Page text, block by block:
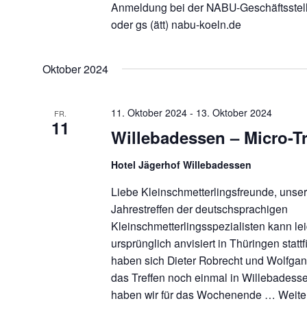
Anmeldung bei der NABU-
oder gs (ätt) nabu-koeln.de
Oktober 2024
FR.
11 Willebadessen – Micro-
11. Oktober 2024 - 13. Oktober 2024
Hotel Jägerhof Willebadessen
Liebe Kleinschmetterlingsfreunde,
Jahrestreffen der deutschsprachigen
Kleinschmetterlingsspezialisten kann
ursprünglich anvisiert in Thüringen
haben sich Dieter Robrecht und
das Treffen noch einmal in
haben wir für das Wochenende …